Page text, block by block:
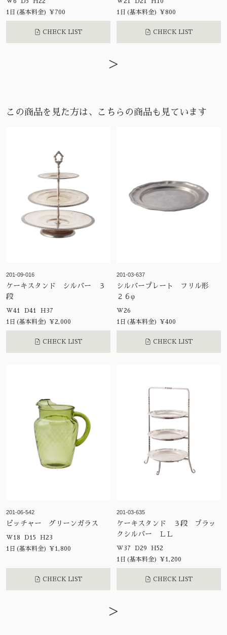
1日(基本料金) ¥700
CHECK LIST
1日(基本料金) ¥800
CHECK LIST
>
この商品を見た方は、こちらの商品も見ています
201-09-016
ケーキスタンド シルバー ３
段
W41 D41 H37
1日(基本料金) ¥2,000
CHECK LIST
201-03-637
シルバープレート フリル形
２６φ
W26
1日(基本料金) ¥400
CHECK LIST
201-06-542
ピッチャー グリーンガラス
W18 D15 H23
1日(基本料金) ¥1,800
CHECK LIST
201-03-635
ケーキスタンド ３段 ブラッ
クシルバー ＬＬ
W37 D29 H52
1日(基本料金) ¥1,200
CHECK LIST
>